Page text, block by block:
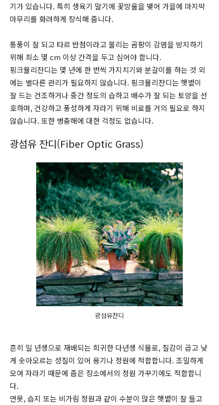
기가 있습니다. 특히 생육기 말기에 꽃망울을 맺어 가을에 마지막
마무리를 화려하게 장식해 줍니다.
통풍이 잘 되고 타르 반점이라고 불리는 곰팡이 감염을 방지하기
위해 최소 몇 cm 이상 간격을 두고 심어야 합니다.
핑크뮬리잔디는 몇 년에 한 번씩 가지치기와 분갈이를 하는 것 외
에는 별다른 관리가 필요하지 않습니다. 핑크뮬리잔디는 햇볕이
잘 드는 건조하거나 중간 정도의 습하고 배수가 잘 되는 토양을 선
호하며, 건강하고 풍성하게 자라기 위해 비료를 거의 필요로 하지
않습니다. 또한 병충해에 대한 걱정도 없습니다.
광섬유 잔디(Fiber Optic Grass)
광섬유잔디
흔히 일 년생으로 재배되는 희귀한 다년생 식물로, 질감이 곱고 낮
게 솟아오르는 성질이 있어 용기나 정원에 적합합니다. 조밀하게
모여 자라기 때문에 좁은 장소에서의 정원 가꾸기에도 적합합니
다.
연못, 습지 또는 비가림 정원과 같이 수분이 많은 햇볕이 잘 들고